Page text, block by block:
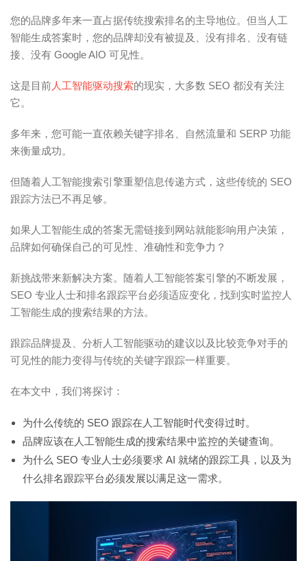
您的品牌多年来一直占据传统搜索排名的主导地位。但当人工
智能生成答案时，您的品牌却没有被提及、没有排名、没有链
接、没有 Google AIO 可见性。
这是目前人工智能驱动搜索的现实，大多数 SEO 都没有关注
它。
多年来，您可能一直依赖关键字排名、自然流量和 SERP 功能
来衡量成功。
但随着人工智能搜索引擎重塑信息传递方式，这些传统的 SEO
跟踪方法已不再足够。
如果人工智能生成的答案无需链接到网站就能影响用户决策，
品牌如何确保自己的可见性、准确性和竞争力？
新挑战带来新解决方案。随着人工智能答案引擎的不断发展，
SEO 专业人士和排名跟踪平台必须适应变化，找到实时监控人
工智能生成的搜索结果的方法。
跟踪品牌提及、分析人工智能驱动的建议以及比较竞争对手的
可见性的能力变得与传统的关键字跟踪一样重要。
在本文中，我们将探讨：
为什么传统的 SEO 跟踪在人工智能时代变得过时。
品牌应该在人工智能生成的搜索结果中监控的关键查询。
为什么 SEO 专业人士必须要求 AI 就绪的跟踪工具，以及为
什么排名跟踪平台必须发展以满足这一需求。